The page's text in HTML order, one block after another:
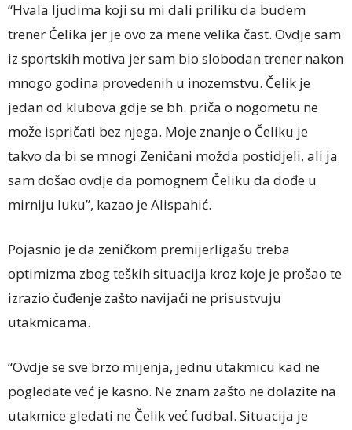
“Hvala ljudima koji su mi dali priliku da budem
trener Čelika jer je ovo za mene velika čast. Ovdje sam
iz sportskih motiva jer sam bio slobodan trener nakon
mnogo godina provedenih u inozemstvu. Čelik je
jedan od klubova gdje se bh. priča o nogometu ne
može ispričati bez njega. Moje znanje o Čeliku je
takvo da bi se mnogi Zeničani možda postidjeli, ali ja
sam došao ovdje da pomognem Čeliku da dođe u
mirniju luku”, kazao je Alispahić.
Pojasnio je da zeničkom premijerligašu treba
optimizma zbog teških situacija kroz koje je prošao te
izrazio čuđenje zašto navijači ne prisustvuju
utakmicama.
“Ovdje se sve brzo mijenja, jednu utakmicu kad ne
pogledate već je kasno. Ne znam zašto ne dolazite na
utakmice gledati ne Čelik već fudbal. Situacija je